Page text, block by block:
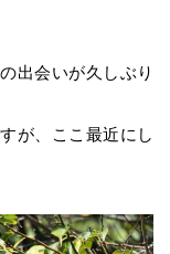
出会いが久しぶり
が、ここ最近にし